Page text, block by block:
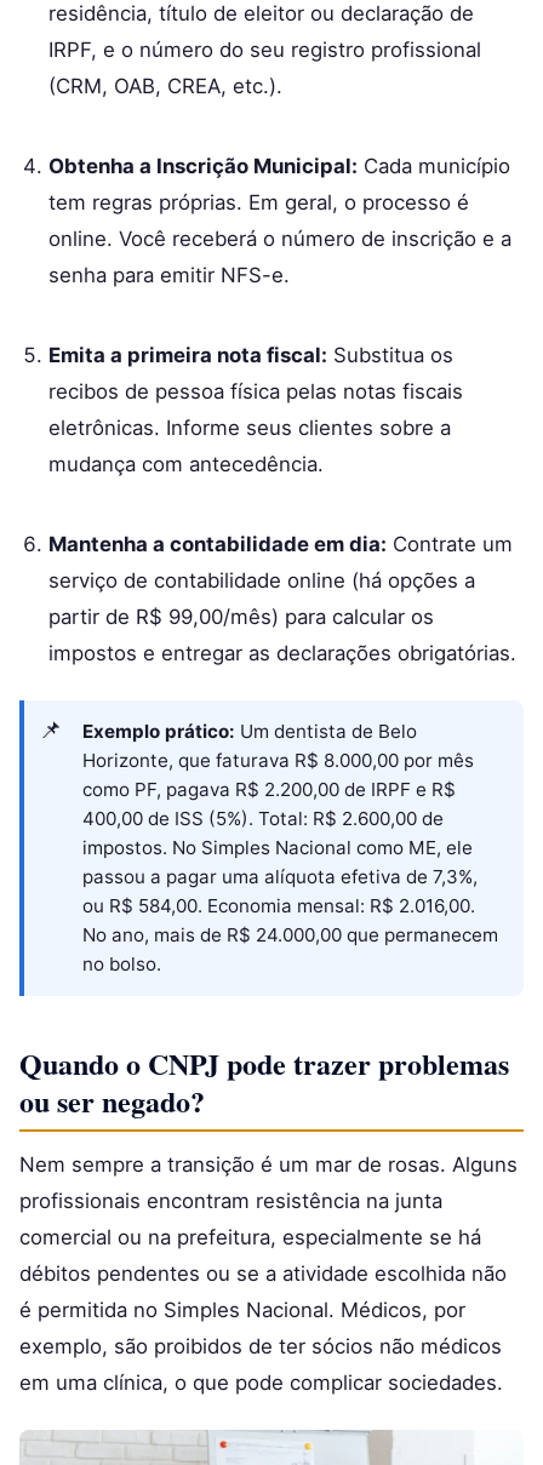
residência, título de eleitor ou declaração de
IRPF, e o número do seu registro profissional
(CRM, OAB, CREA, etc.).
Obtenha a Inscrição Municipal: Cada município
tem regras próprias. Em geral, o processo é
online. Você receberá o número de inscrição e a
senha para emitir NFS-e.
Emita a primeira nota fiscal: Substitua os
recibos de pessoa física pelas notas fiscais
eletrônicas. Informe seus clientes sobre a
mudança com antecedência.
Mantenha a contabilidade em dia: Contrate um
serviço de contabilidade online (há opções a
partir de R$ 99,00/mês) para calcular os
impostos e entregar as declarações obrigatórias.
Exemplo prático: Um dentista de Belo
Horizonte, que faturava R$ 8.000,00 por mês
como PF, pagava R$ 2.200,00 de IRPF e R$
400,00 de ISS (5%). Total: R$ 2.600,00 de
impostos. No Simples Nacional como ME, ele
passou a pagar uma alíquota efetiva de 7,3%,
ou R$ 584,00. Economia mensal: R$ 2.016,00.
No ano, mais de R$ 24.000,00 que permanecem
no bolso.
Quando o CNPJ pode trazer problemas
ou ser negado?
Nem sempre a transição é um mar de rosas. Alguns
profissionais encontram resistência na junta
comercial ou na prefeitura, especialmente se há
débitos pendentes ou se a atividade escolhida não
é permitida no Simples Nacional. Médicos, por
exemplo, são proibidos de ter sócios não médicos
em uma clínica, o que pode complicar sociedades.